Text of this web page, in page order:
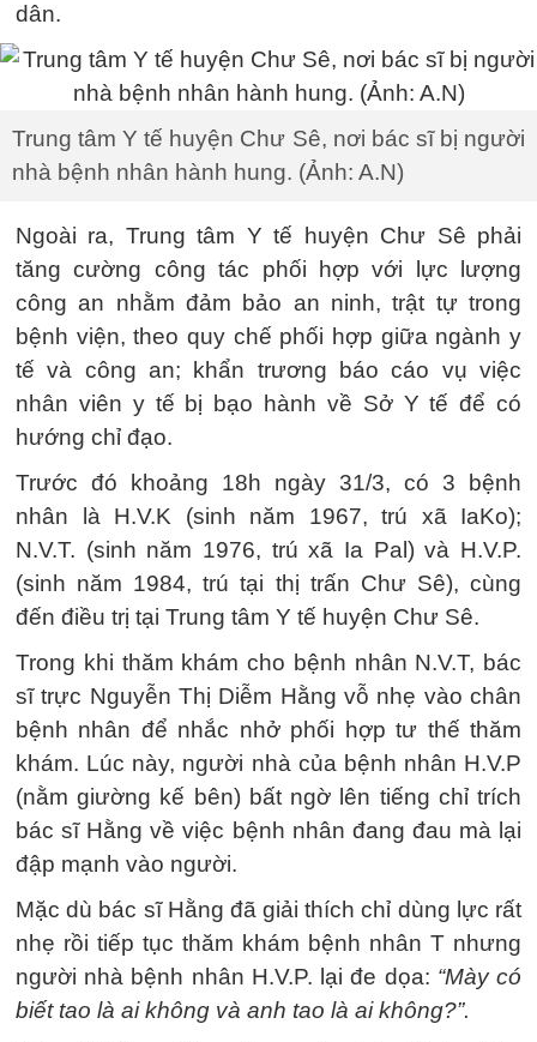
dân.
Trung tâm Y tế huyện Chư Sê, nơi bác sĩ bị người
nhà bệnh nhân hành hung. (Ảnh: A.N)
Ngoài ra, Trung tâm Y tế huyện Chư Sê phải
tăng cường công tác phối hợp với lực lượng
công an nhằm đảm bảo an ninh, trật tự trong
bệnh viện, theo quy chế phối hợp giữa ngành y
tế và công an; khẩn trương báo cáo vụ việc
nhân viên y tế bị bạo hành về Sở Y tế để có
hướng chỉ đạo.
Trước đó khoảng 18h ngày 31/3, có 3 bệnh
nhân là H.V.K (sinh năm 1967, trú xã IaKo);
N.V.T. (sinh năm 1976, trú xã Ia Pal) và H.V.P.
(sinh năm 1984, trú tại thị trấn Chư Sê), cùng
đến điều trị tại Trung tâm Y tế huyện Chư Sê.
Trong khi thăm khám cho bệnh nhân N.V.T, bác
sĩ trực Nguyễn Thị Diễm Hằng vỗ nhẹ vào chân
bệnh nhân để nhắc nhở phối hợp tư thế thăm
khám. Lúc này, người nhà của bệnh nhân H.V.P
(nằm giường kế bên) bất ngờ lên tiếng chỉ trích
bác sĩ Hằng về việc bệnh nhân đang đau mà lại
đập mạnh vào người.
Mặc dù bác sĩ Hằng đã giải thích chỉ dùng lực rất
nhẹ rồi tiếp tục thăm khám bệnh nhân T nhưng
người nhà bệnh nhân H.V.P. lại đe dọa: “Mày có
biết tao là ai không và anh tao là ai không?”.